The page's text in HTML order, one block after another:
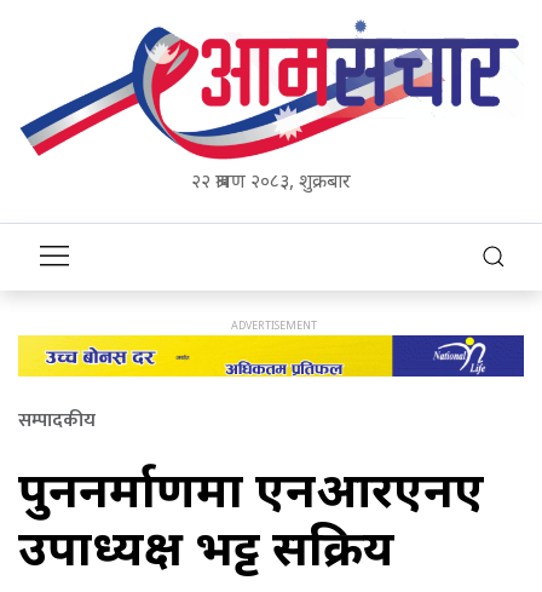
२२ श्रावण २०८३, शुक्रबार
सम्पादकीय
पुनर्निर्माणमा एनआरएनए
उपाध्यक्ष भट्ट सक्रिय